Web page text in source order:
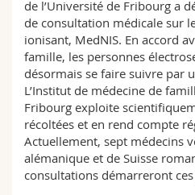
de l’Université de Fribourg a
de consultation médicale sur
ionisant, MedNIS. En accord
famille, les personnes
désormais se faire suivre par
L’Institut de médecine de
Fribourg exploite
récoltées et en rend compte
Actuellement, sept médecins
alémanique et de Suisse
consultations démarreront